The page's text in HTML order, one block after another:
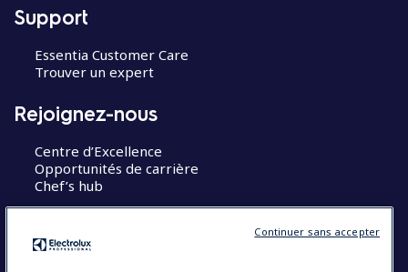
Support
Essentia Customer Care
Trouver un expert
Rejoignez-nous
Centre d’Excellence
Opportunités de carrière
Chef’s hub
Continuer sans accepter